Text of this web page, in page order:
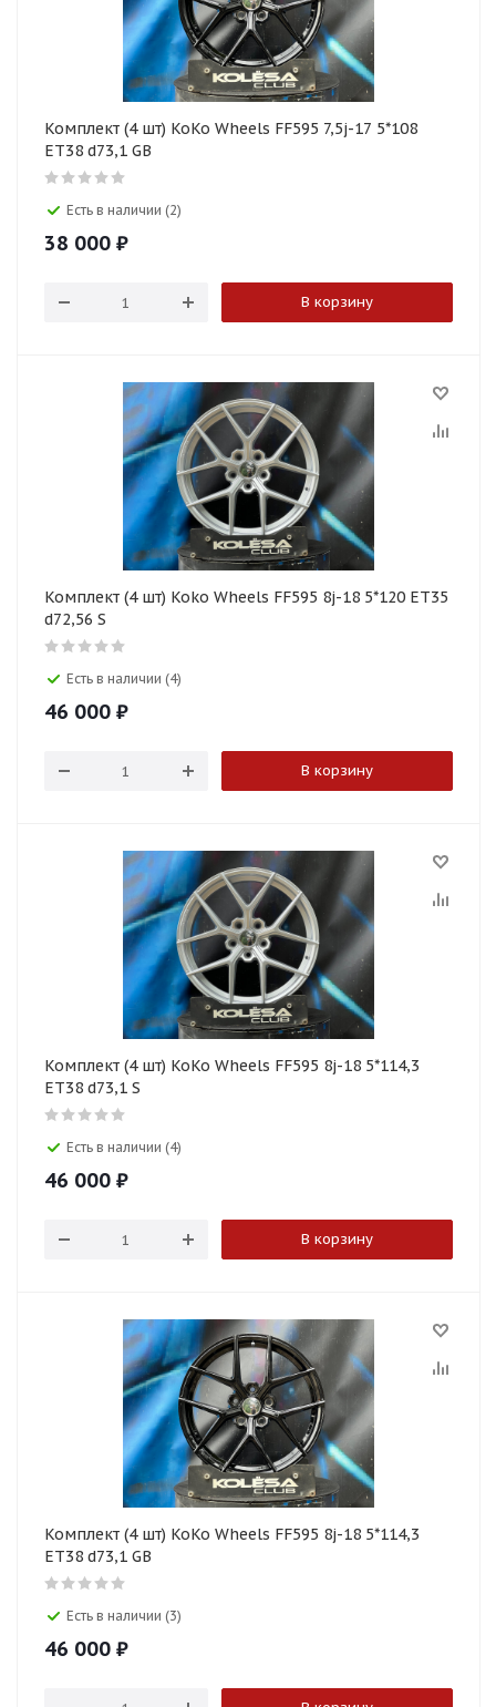
Комплект (4 шт) KoKo Wheels FF595 7,5j-17 5*108
ET38 d73,1 GB
Есть в наличии (2)
38 000 ₽
В корзину
Комплект (4 шт) Koko Wheels FF595 8j-18 5*120 ET35
d72,56 S
Есть в наличии (4)
46 000 ₽
В корзину
Комплект (4 шт) KoKo Wheels FF595 8j-18 5*114,3
ET38 d73,1 S
Есть в наличии (4)
46 000 ₽
В корзину
Комплект (4 шт) KoKo Wheels FF595 8j-18 5*114,3
ET38 d73,1 GB
Есть в наличии (3)
46 000 ₽